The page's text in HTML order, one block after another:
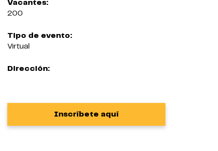
Vacantes:
200
Tipo de evento:
Virtual
Dirección:
Inscríbete aquí